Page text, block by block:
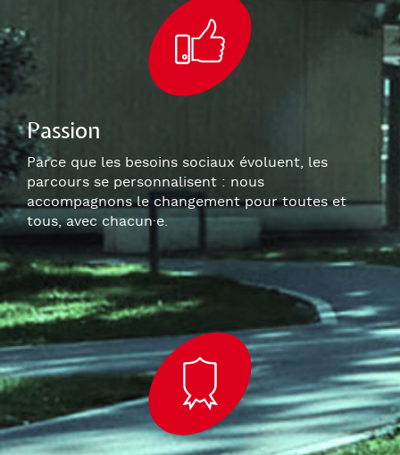
Passion
Parce que les besoins sociaux évoluent, les
parcours se personnalisent : nous
accompagnons le changement pour toutes et
tous, avec chacun·e.